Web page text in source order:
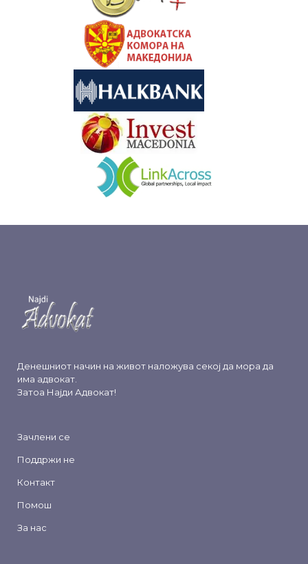
Денешниот начин на живот наложува секој да мора да
има адвокат.
Затоа Најди Адвокат!
Зачлени се
Поддржи не
Контакт
Помош
За нас